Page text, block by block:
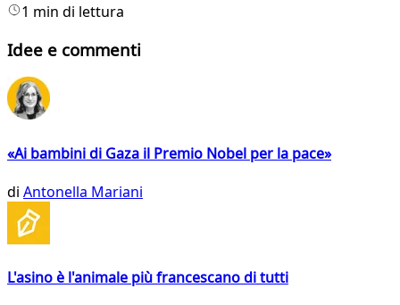
1 min di lettura
Idee e commenti
«Ai bambini di Gaza il Premio Nobel per la pace»
di Antonella Mariani
L'asino è l'animale più francescano di tutti